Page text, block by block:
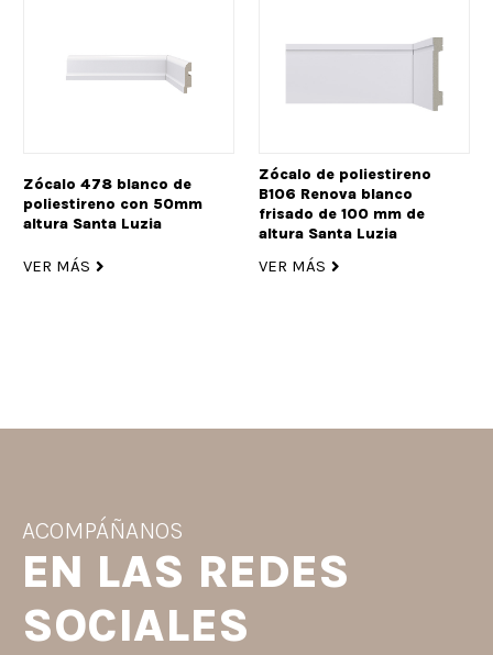
Zócalo 478 blanco de
poliestireno con 50mm
altura Santa Luzia
VER MÁS
Zócalo de poliestireno
B106 Renova blanco
frisado de 100 mm de
altura Santa Luzia
VER MÁS
ACOMPÁÑANOS
EN LAS REDES
SOCIALES